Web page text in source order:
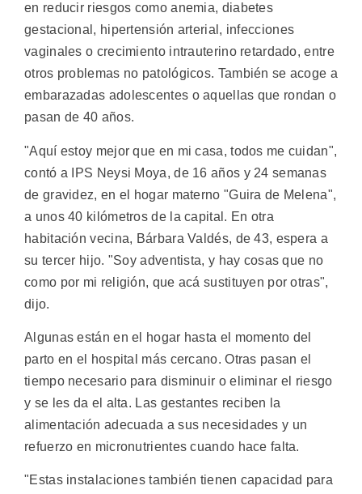
en reducir riesgos como anemia, diabetes
gestacional, hipertensión arterial, infecciones
vaginales o crecimiento intrauterino retardado, entre
otros problemas no patológicos. También se acoge a
embarazadas adolescentes o aquellas que rondan o
pasan de 40 años.
"Aquí estoy mejor que en mi casa, todos me cuidan",
contó a IPS Neysi Moya, de 16 años y 24 semanas
de gravidez, en el hogar materno "Guira de Melena",
a unos 40 kilómetros de la capital. En otra
habitación vecina, Bárbara Valdés, de 43, espera a
su tercer hijo. "Soy adventista, y hay cosas que no
como por mi religión, que acá sustituyen por otras",
dijo.
Algunas están en el hogar hasta el momento del
parto en el hospital más cercano. Otras pasan el
tiempo necesario para disminuir o eliminar el riesgo
y se les da el alta. Las gestantes reciben la
alimentación adecuada a sus necesidades y un
refuerzo en micronutrientes cuando hace falta.
"Estas instalaciones también tienen capacidad para